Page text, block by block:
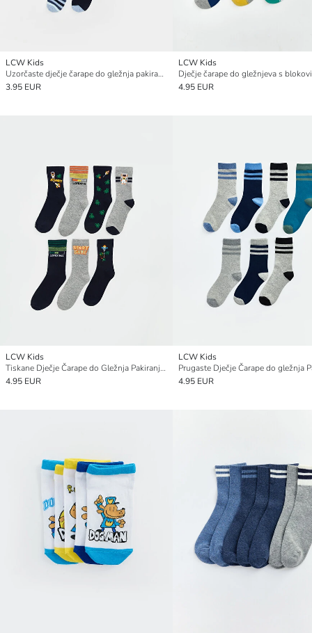
LCW Kids
Uzorčaste dječje čarape do gležnja pakiranje od 5
3.95 EUR
LCW Kids
4.95 EUR
LCW Kids
Tiskane Dječje Čarape do Gležnja Pakiranje od 7 komada
4.95 EUR
LCW Kids
4.95 EUR